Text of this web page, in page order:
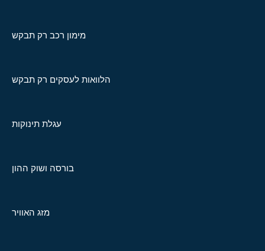
מימון רכב רק תבקש
הלוואות לעסקים רק תבקש
עגלת תינוקות
בורסה ושוק ההון
מזג האוויר